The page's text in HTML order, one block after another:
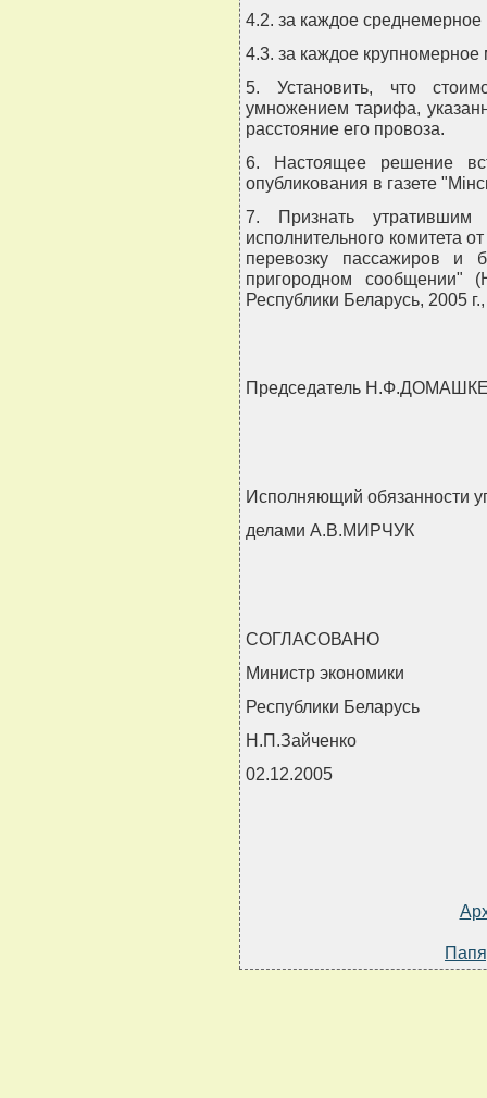
4.2. за каждое
4.3. за каждое
5. Установить, что
умножением тарифа,
расстояние его провоза.
6. Настоящее решение
опубликования в газете
7. Признать утратившим
исполнительного комитета
перевозку пассажиров и
пригородном сообщении"
Республики Беларусь, 2005
Председатель
Исполняющий обязанности
делами А.В.МИРЧУК
СОГЛАСОВАНО
Министр экономики
Республики Беларусь
Н.П.Зайченко
02.12.2005